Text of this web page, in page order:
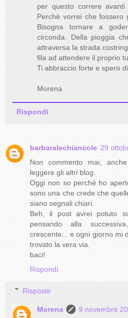
per questo correre
Perchè vorrei che fossero
Bisogna tornare a
circonda. Della pioggia
attraversa la strada
fila ad attendere il proprio
Ti abbraccio forte e spero
Morena
Rispondi
barbaralechiancole 29
Non commento mai,
leggere gli altri blog.
Oggi non so perché ho
sono una che crede che
siano segnali chiari.
Beh, il post avrei potuto
pensando alla
crescente... e ogni giorno mi
trovato la vera via.
baci!
Rispondi
Risposte
Morena
9 novembre